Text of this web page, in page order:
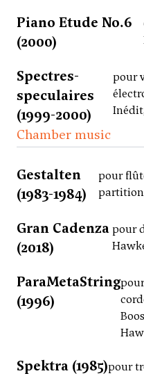
Piano Etude No.6
(2000)
Spectres-
speculaires
(1999-2000)
pour
Chamber music
Gestalten
(1983-1984)
pour
partition
Gran Cadenza
(2018)
pour
ParaMetaString
(1996)
Spektra (1985)pour